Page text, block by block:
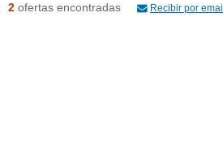
2 ofertas encontradas Recibir por email